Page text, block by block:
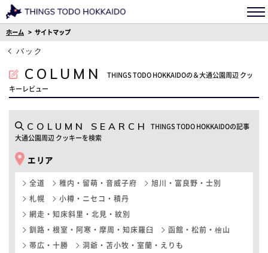
ホーム サイトマップ
バック
COLUMN THINGS TODO HOKKAIDOの＆大通公園周辺 クッ
キーレビュー
COLUMN SEARCH
THINGS TODO HOKKAIDOの記事
大通公園周辺 クッキーを検索
エリア
全道 稚内・留萌・音威子府 旭川・富良野・士別
札幌 小樽・ニセコ・積丹
網走・知床斜里・北見・紋別
釧路・根室・阿寒・摩周・知床羅臼 函館・松前・檜山
帯広・十勝 洞爺・苫小牧・室蘭・えりも